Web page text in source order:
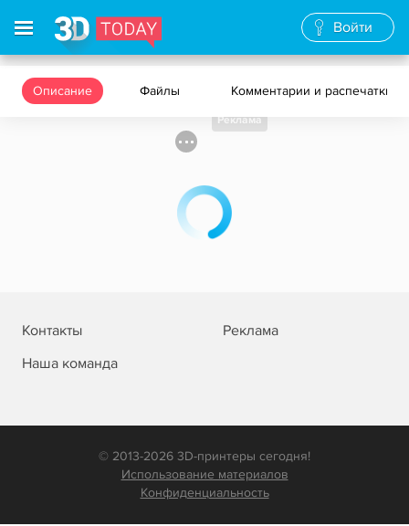
Войти
Описание Файлы Комментарии и распечатки
Реклама
Контакты
Реклама
Наша команда
© 2013-2026 3D-принтеры сегодня!
Использование материалов
Конфиденциальность